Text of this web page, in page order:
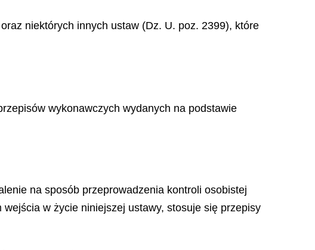
niektórych innych ustaw (Dz. U. poz. 2399), które
wykonawczych wydanych na podstawie
na sposób przeprowadzenia kontroli osobistej
w życie niniejszej ustawy, stosuje się przepisy